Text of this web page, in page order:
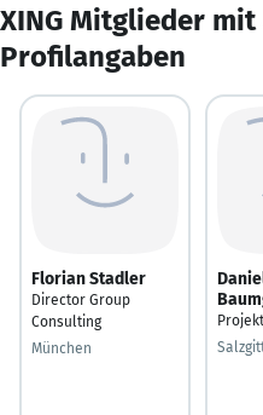
XING Mitglieder
Profilangaben
Florian Stadler
Director Group
Consulting
München